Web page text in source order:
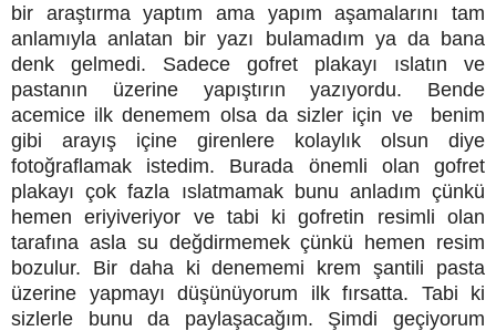
bir araştırma yaptım ama yapım aşamalarını tam
anlamıyla anlatan bir yazı bulamadım ya da bana
denk gelmedi. Sadece gofret plakayı ıslatın ve
pastanın üzerine yapıştırın yazıyordu. Bende
acemice ilk denemem olsa da sizler için ve benim
gibi arayış içine girenlere kolaylık olsun diye
fotoğraflamak istedim. Burada önemli olan gofret
plakayı çok fazla ıslatmamak bunu anladım çünkü
hemen eriyiveriyor ve tabi ki gofretin resimli olan
tarafına asla su değdirmemek çünkü hemen resim
bozulur. Bir daha ki denememi krem şantili pasta
üzerine yapmayı düşünüyorum ilk fırsatta. Tabi ki
sizlerle bunu da paylaşacağım. Şimdi geçiyorum